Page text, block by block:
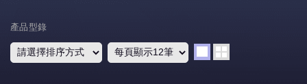
產品型錄